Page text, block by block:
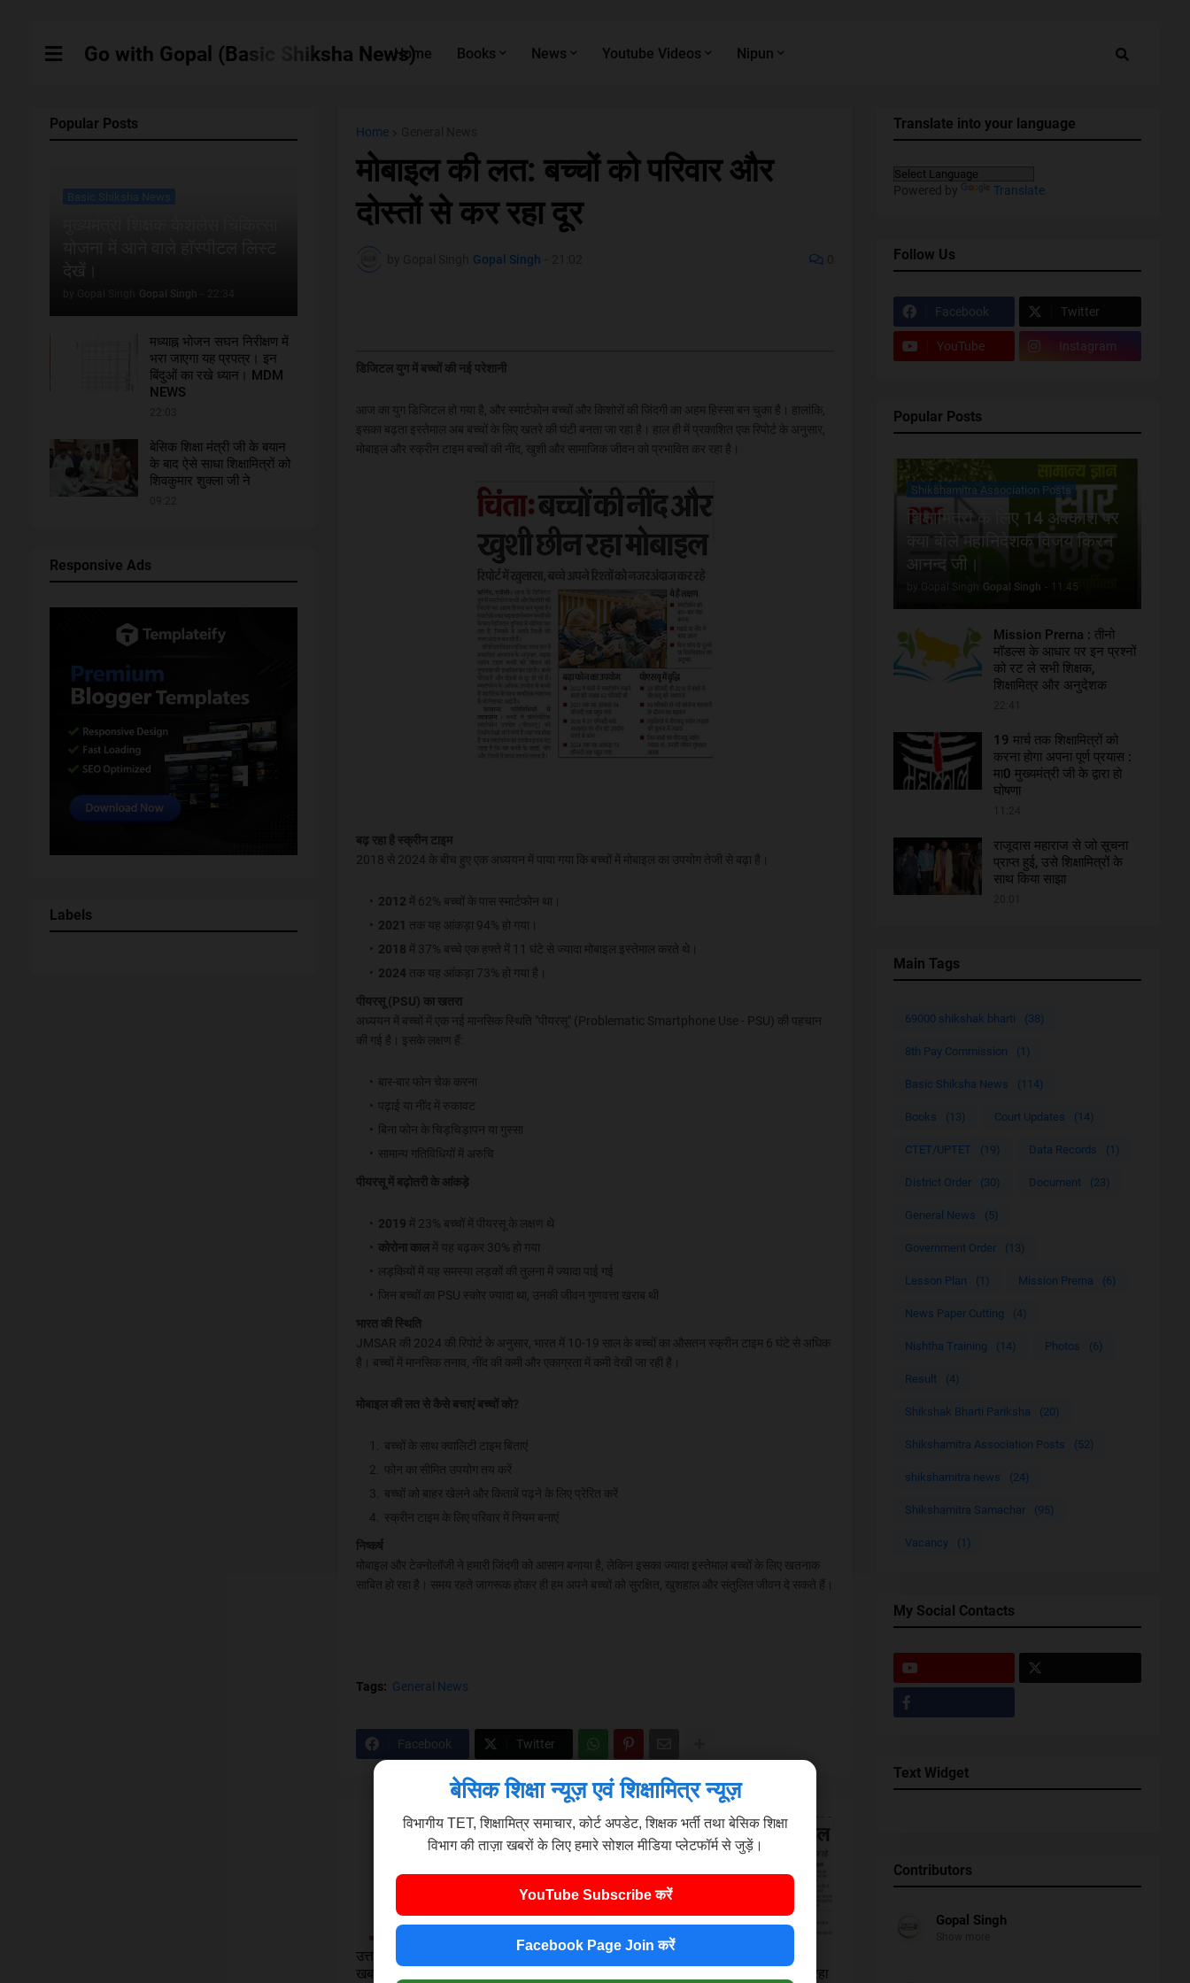
Go with Gopal (Basic Shiksha News)
Home Books News Youtube Videos Nipun
Popular Posts
Basic Shiksha News
देखें।
Gopal Singh
मध्याह्न भोजन सघन निरीक्षण में
भरा जाएगा यह प्रपत्र। इन
बिंदुओं का रखे ध्यान। MDM
NEWS
बेसिक शिक्षा मंत्री जी के बयान
के बाद ऐसे साधा शिक्षामित्रों को
शिवकुमार शुक्ला जी ने
Responsive Ads
Labels
Home
मोबाइल की लत: बच्चों को परिवार और
दोस्तों से कर रहा दूर
Gopal Singh
डिजिटल युग में बच्चों की नई परेशानी
आज का युग डिजिटल हो गया है, और स्मार्टफोन बच्चों और किशोरों की जिंदगी का अहम हिस्सा बन चुका है। हालांकि,
इसका बढ़ता इस्तेमाल अब बच्चों के लिए खतरे की घंटी बनता जा रहा है। हाल ही में प्रकाशित एक रिपोर्ट के अनुसार,
मोबाइल और स्क्रीन टाइम बच्चों की नींद, खुशी और सामाजिक जीवन को प्रभावित कर रहा है।
बढ़ रहा है स्क्रीन टाइम
2018 से 2024 के बीच हुए एक अध्ययन में पाया गया कि बच्चों में मोबाइल का उपयोग तेजी से बढ़ा है।
2012 में 62% बच्चों के पास स्मार्टफोन था।
2021 तक यह आंकड़ा 94% हो गया।
2018 में 37% बच्चे एक हफ्ते में 11 घंटे से ज्यादा मोबाइल इस्तेमाल करते थे।
2024 तक यह आंकड़ा 73% हो गया है।
पीयरसू (PSU) का खतरा
अध्ययन में बच्चों में एक नई मानसिक स्थिति "पीयरसू" (Problematic Smartphone Use - PSU) की पहचान
की गई है। इसके लक्षण हैं:
बार-बार फोन चेक करना
पढ़ाई या नींद में रुकावट
बिना फोन के चिड़चिड़ापन या गुस्सा
सामान्य गतिविधियों में अरुचि
पीयरसू में बढ़ोतरी के आंकड़े
2019 में 23% बच्चों में पीयरसू के लक्षण थे
कोरोना कालमें यह बढ़कर 30% हो गया
लड़कियों में यह समस्या लड़कों की तुलना में ज्यादा पाई गई
जिन बच्चों का PSU स्कोर ज्यादा था, उनकी जीवन गुणवत्ता खराब थी
भारत की स्थिति
JMSAR की 2024 की रिपोर्ट के अनुसार, भारत में 10-19 साल के बच्चों का औसतन स्क्रीन टाइम 6 घंटे से अधिक
है। बच्चों में मानसिक तनाव, नींद की कमी और एकाग्रता में कमी देखी जा रही है।
मोबाइल की लत से कैसे बचाएं बच्चों को?
बच्चों के साथ क्वालिटी टाइम बिताएं
फोन का सीमित उपयोग तय करें
बच्चों को बाहर खेलने और किताबें पढ़ने के लिए प्रेरित करें
स्क्रीन टाइम के लिए परिवार में नियम बनाएं
निष्कर्ष
मोबाइल और टेक्नोलॉजी ने हमारी जिंदगी को आसान बनाया है, लेकिन इसका ज्यादा इस्तेमाल बच्चों के लिए खतनाक
साबित हो रहा है। समय रहते जागरूक होकर ही हम अपने बच्चों को सुरक्षित, खुशहाल और संतुलित जीवन दे सकते हैं।
Tags: General News
Facebook Twitter
उत्तर प्रदेश की पांच प्रमुख
खबर - 5 Breaking News
पंचायत चुनावों पर इलाहाबाद
मोबाइल की लत: बच्चों को
परिवार और दोस्तों से कर रहा
Translate into your language
Powered by Translate
Follow Us
Facebook Twitter
YouTube Instagram
Popular Posts
Shikshamitra Association Posts
शिक्षामित्रों के लिए 14 अवकाश पर
क्या बोले महानिदेशक विजय किरन
आनन्द जी।
by Gopal Singh Gopal Singh - 11:45
Mission Prerna : तीनो
मॉडल्स के आधार पर इन प्रश्नों
को रट ले सभी शिक्षक,
शिक्षामित्र और अनुदेशक
19 मार्च तक शिक्षामित्रों को
करना होगा अपना पूर्ण प्रयास :
मा0 मुख्यमंत्री जी के द्वारा हो
घोषणा
राजूदास महाराज से जो सूचना
प्राप्त हुई, उसे शिक्षामित्रों के
साथ किया साझा
Main Tags
69000 shikshak bharti (38)
8th Pay Commission (1)
Basic Shiksha News (114)
Books (13) Court Updates (14)
CTET/UPTET (19) Data Records (1)
District Order (30) Document (23)
General News (5)
Government Order (13)
Lesson Plan (1) Mission Prerna (6)
News Paper Cutting (4)
Nishtha Training (14) Photos (6)
Result (4)
Shikshak Bharti Pariksha (20)
Shikshamitra Association Posts (52)
shikshamitra news (24)
Shikshamitra Samachar (95)
Vacancy (1)
My Social Contacts
Text Widget
Contributors
Gopal Singh
बेसिक शिक्षा न्यूज़ एवं शिक्षामित्र न्यूज़
विभागीय TET, शिक्षामित्र समाचार, कोर्ट अपडेट, शिक्षक भर्ती तथा बेसिक शिक्षा
विभाग की ताज़ा खबरों के लिए हमारे सोशल मीडिया प्लेटफॉर्म से जुड़ें।
YouTube Subscribe करें
Facebook Page Join करें